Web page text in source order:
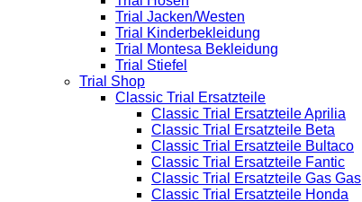
Trial Jacken/Westen
Trial Kinderbekleidung
Trial Montesa Bekleidung
Trial Stiefel
Trial Shop
Classic Trial Ersatzteile
Classic Trial Ersatzteile Aprilia
Classic Trial Ersatzteile Beta
Classic Trial Ersatzteile Bultaco
Classic Trial Ersatzteile Fantic
Classic Trial Ersatzteile Gas Gas
Classic Trial Ersatzteile Honda